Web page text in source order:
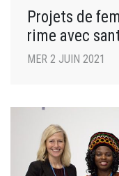
Projets de
rime avec
MER 2 JUIN 2021